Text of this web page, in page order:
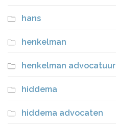
hans
henkelman
henkelman advocatuur
hiddema
hiddema advocaten